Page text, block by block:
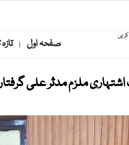
صفحہ اول |
ملزم مدثر علی